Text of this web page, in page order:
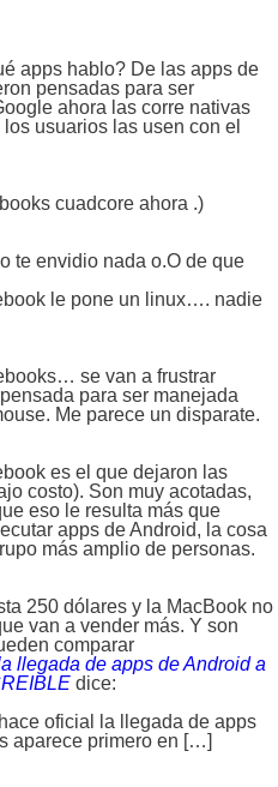
apps hablo? De las apps de
pensadas para ser
ahora las corre nativas
usuarios las usen con el
cuadcore ahora .)
te envidio nada o.O de que
le pone un linux…. nadie
se van a frustrar
para ser manejada
Me parece un disparate.
es el que dejaron las
costo). Son muy acotadas,
eso le resulta más que
apps de Android, la cosa
más amplio de personas.
250 dólares y la MacBook no
van a vender más. Y son
comparar
llegada de apps de Android a
dice:
oficial la llegada de apps
aparece primero en […]